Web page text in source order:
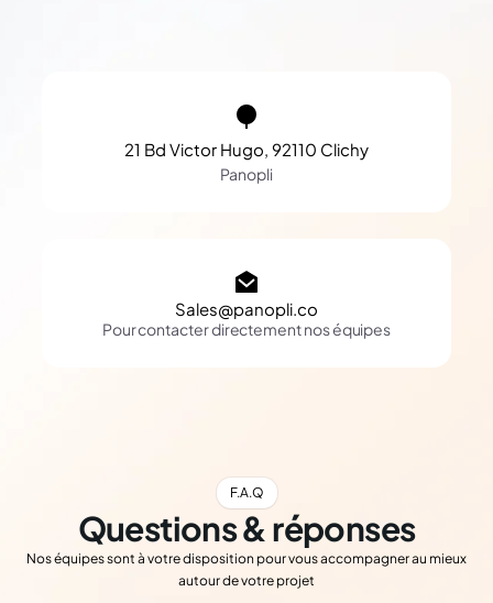
21 Bd Victor Hugo, 92110 Clichy
Panopli
Sales@panopli.co
Pour contacter directement nos équipes
F.A.Q
Questions & réponses
Nos équipes sont à votre disposition pour vous accompagner au mieux
autour de votre projet